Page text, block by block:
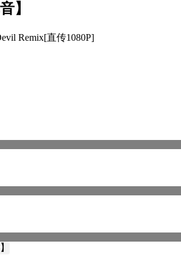
】
Remix[直传1080P]